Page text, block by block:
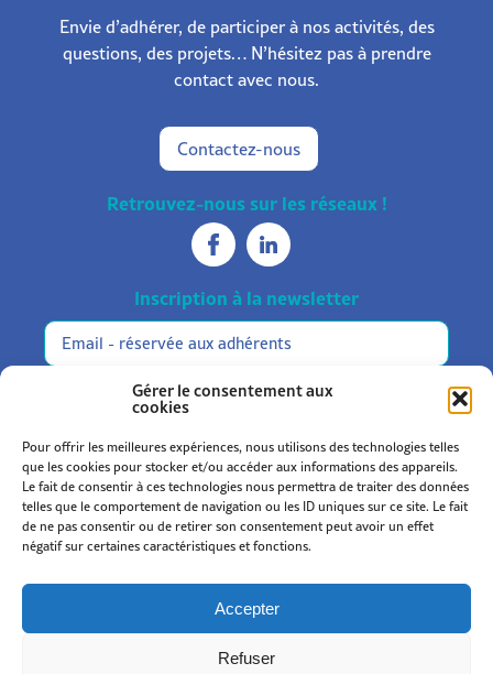
Gérer le consentement aux
cookies
Pour offrir les meilleures expériences, nous utilisons des technologies telles
que les cookies pour stocker et/ou accéder aux informations des appareils.
Le fait de consentir à ces technologies nous permettra de traiter des données
telles que le comportement de navigation ou les ID uniques sur ce site. Le fait
de ne pas consentir ou de retirer son consentement peut avoir un effet
négatif sur certaines caractéristiques et fonctions.
Accepter
Refuser
Envie d’adhérer, de participer à nos activités, des
questions, des projets… N’hésitez pas à prendre
contact avec nous.
Contactez-nous
Retrouvez-nous sur les réseaux !
Inscription à la newsletter
Réservée
aux
adhérents
M'inscrire
Alternative:
Statuts et règlement
Politique de confidentialité
Politique de cookies (UE)